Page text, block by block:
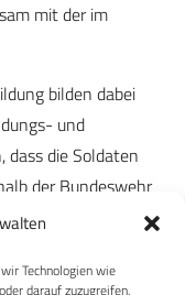
Technologien wie
darauf zuzugreifen.
mit der im
bilden dabei
und
dass die Soldaten
der Bundeswehr
Dienst im